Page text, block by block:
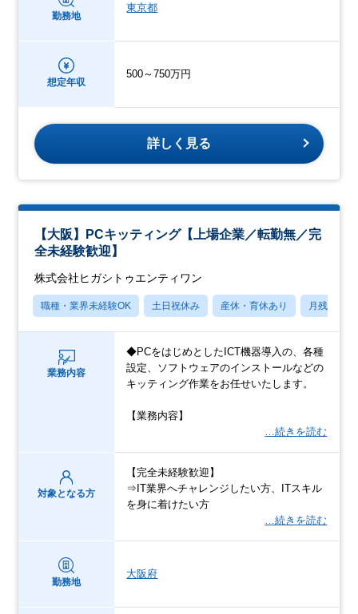
勤務地
東京都
想定年収
500～750万円
詳しく見る
【大阪】PCキッティング【上場企業／転勤無／完
全未経験歓迎】
株式会社ヒガシトゥエンティワン
職種・業界未経験OK 土日祝休み 産休・育休あり 月残業20
業務内容
◆PCをはじめとしたICT機器導入の、各種
設定、ソフトウェアのインストールなどの
キッティング作業をお任せいたします。
【業務内容】
…続きを読む
対象となる方
【完全未経験歓迎】
⇒IT業界へチャレンジしたい方、ITスキル
を身に着けたい方
…続きを読む
勤務地
大阪府